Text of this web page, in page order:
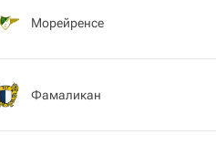
Морейренсе
Фамаликан